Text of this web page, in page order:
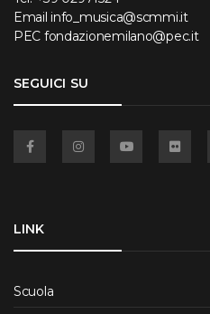
Email info_musica@scmmi.it
PEC fondazionemilano@pec.it
SEGUICI SU
LINK
Scuola